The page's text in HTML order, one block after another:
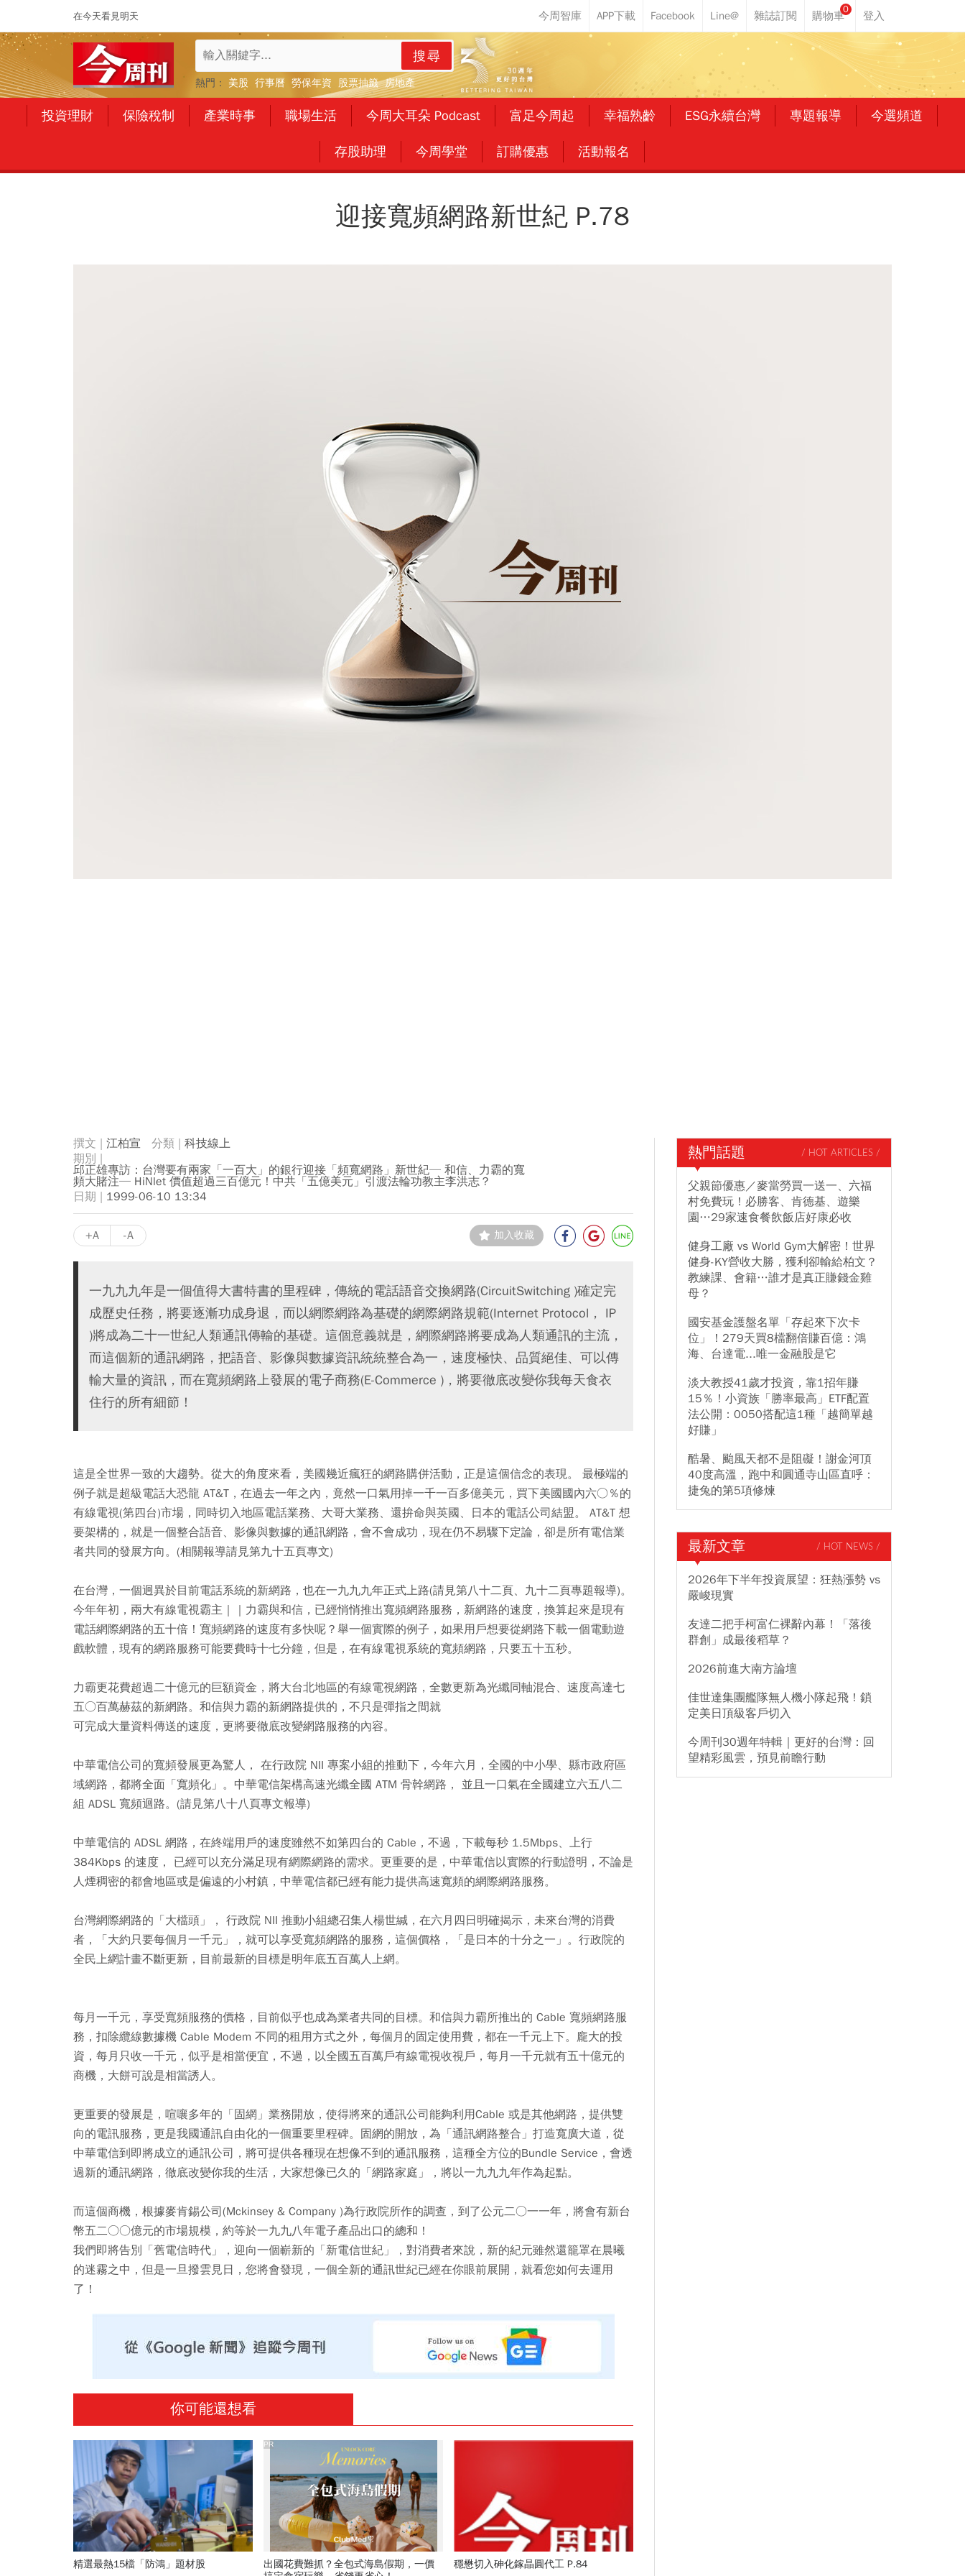
在今天看見明天
0
搜尋
熱門： 美股 行事曆 勞保年資 股票抽籤 房地產
投資理財 保險稅制 產業時事 職場生活 今周大耳朵 Podcast 富足今周起 幸福熟齡 ESG永續台灣 專題報導 今選頻道
存股助理 今周學堂 訂購優惠 活動報名
迎接寬頻網路新世紀 P.78
江柏宣
科技線上
邱正雄專訪：台灣要有兩家「一百大」的銀行迎接「頻寬網路」新世紀─ 和信、力霸的寬
頻大賭注─ HiNlet 價值超過三百億元！中共「五億美元」引渡法輪功教主李洪志？
1999-06-10 13:34
+A -A 加入收藏
一九九九年是一個值得大書特書的里程碑，傳統的電話語音交換網路(CircuitSwitching )確定完
成歷史任務，將要逐漸功成身退，而以網際網路為基礎的網際網路規範(Internet Protocol， IP
)將成為二十一世紀人類通訊傳輸的基礎。這個意義就是，網際網路將要成為人類通訊的主流，
而這個新的通訊網路，把語音、影像與數據資訊統統整合為一，速度極快、品質絕佳、可以傳
輸大量的資訊，而在寬頻網路上發展的電子商務(E-Commerce )，將要徹底改變你我每天食衣
住行的所有細節！
這是全世界一致的大趨勢。從大的角度來看，美國幾近瘋狂的網路購併活動，正是這個信念的表現。 最極端的
例子就是超級電話大恐龍 AT&T，在過去一年之內，竟然一口氣用掉一千一百多億美元，買下美國國內六○％的
有線電視(第四台)市場，同時切入地區電話業務、大哥大業務、還拚命與英國、日本的電話公司結盟。 AT&T 想
要架構的，就是一個整合語音、影像與數據的通訊網路，會不會成功，現在仍不易驟下定論，卻是所有電信業
者共同的發展方向。(相關報導請見第九十五頁專文)
在台灣，一個迥異於目前電話系統的新網路，也在一九九九年正式上路(請見第八十二頁、九十二頁專題報導)。
今年年初，兩大有線電視霸主｜｜力霸與和信，已經悄悄推出寬頻網路服務，新網路的速度，換算起來是現有
電話網際網路的五十倍！寬頻網路的速度有多快呢？舉一個實際的例子，如果用戶想要從網路下載一個電動遊
戲軟體，現有的網路服務可能要費時十七分鐘，但是，在有線電視系統的寬頻網路，只要五十五秒。
力霸更花費超過二十億元的巨額資金，將大台北地區的有線電視網路，全數更新為光纖同軸混合、速度高達七
五○百萬赫茲的新網路。和信與力霸的新網路提供的，不只是彈指之間就
可完成大量資料傳送的速度，更將要徹底改變網路服務的內容。
中華電信公司的寬頻發展更為驚人， 在行政院 NII 專案小組的推動下，今年六月，全國的中小學、縣市政府區
域網路，都將全面「寬頻化」。中華電信架構高速光纖全國 ATM 骨幹網路， 並且一口氣在全國建立六五八二
組 ADSL 寬頻迴路。(請見第八十八頁專文報導)
中華電信的 ADSL 網路，在終端用戶的速度雖然不如第四台的 Cable，不過，下載每秒 1.5Mbps、上行
384Kbps 的速度， 已經可以充分滿足現有網際網路的需求。更重要的是，中華電信以實際的行動證明，不論是
人煙稠密的都會地區或是偏遠的小村鎮，中華電信都已經有能力提供高速寬頻的網際網路服務。
台灣網際網路的「大檔頭」， 行政院 NII 推動小組總召集人楊世緘，在六月四日明確揭示，未來台灣的消費
者，「大約只要每個月一千元」，就可以享受寬頻網路的服務，這個價格，「是日本的十分之一」。行政院的
全民上網計畫不斷更新，目前最新的目標是明年底五百萬人上網。
每月一千元，享受寬頻服務的價格，目前似乎也成為業者共同的目標。和信與力霸所推出的 Cable 寬頻網路服
務，扣除纜線數據機 Cable Modem 不同的租用方式之外，每個月的固定使用費，都在一千元上下。龐大的投
資，每月只收一千元，似乎是相當便宜，不過，以全國五百萬戶有線電視收視戶，每月一千元就有五十億元的
商機，大餅可說是相當誘人。
更重要的發展是，喧嚷多年的「固網」業務開放，使得將來的通訊公司能夠利用Cable 或是其他網路，提供雙
向的電訊服務，更是我國通訊自由化的一個重要里程碑。固網的開放，為「通訊網路整合」打造寬廣大道，從
中華電信到即將成立的通訊公司，將可提供各種現在想像不到的通訊服務，這種全方位的Bundle Service，會透
過新的通訊網路，徹底改變你我的生活，大家想像已久的「網路家庭」，將以一九九九年作為起點。
而這個商機，根據麥肯錫公司(Mckinsey & Company )為行政院所作的調查，到了公元二○一一年，將會有新台
幣五二○○億元的市場規模，約等於一九九八年電子產品出口的總和！
我們即將告別「舊電信時代」，迎向一個嶄新的「新電信世紀」，對消費者來說，新的紀元雖然還籠罩在晨曦
的迷霧之中，但是一旦撥雲見日，您將會發現，一個全新的通訊世紀已經在你眼前展開，就看您如何去運用
了！
你可能還想看
精選最熱15檔「防鴻」題材股
出國花費難抓？全包式海島假期，一價
PR
穩懋切入砷化鎵晶圓代工 P.84
熱門話題 / HOT ARTICLES /
父親節優惠／麥當勞買一送一、六福
村免費玩！必勝客、肯德基、遊樂
園…29家速食餐飲飯店好康必收
健身工廠 vs World Gym大解密！世界
健身-KY營收大勝，獲利卻輸給柏文？
教練課、會籍…誰才是真正賺錢金雞
母？
國安基金護盤名單「存起來下次卡
位」！279天買8檔翻倍賺百億：鴻
海、台達電...唯一金融股是它
淡大教授41歲才投資，靠1招年賺
15％！小資族「勝率最高」ETF配置
法公開：0050搭配這1種「越簡單越
好賺」
酷暑、颱風天都不是阻礙！謝金河頂
40度高溫，跑中和圓通寺山區直呼：
捷兔的第5項修煉
最新文章 / HOT NEWS /
2026年下半年投資展望：狂熱漲勢 vs
嚴峻現實
友達二把手柯富仁裸辭內幕！「落後
群創」成最後稻草？
2026前進大南方論壇
佳世達集團艦隊無人機小隊起飛！鎖
定美日頂級客戶切入
今周刊30週年特輯｜更好的台灣：回
望精彩風雲，預見前瞻行動